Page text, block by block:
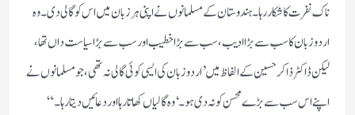
ناک نفرت کا شکار رہا۔ ہندوستان کے مسلمانوں نے اپنی ہر زبان میں اس کو گالی دی۔ وہ
اردو زبان کا سب سے بڑا ادیب، سب سے بڑا خطیب اور سب سے بڑاسیاست داں تھا،
لیکن ڈاکٹر ذاکر حسین کے الفاظ میں ’اردو زبان کی ایسی کوئی گالی نہ تھی، جو مسلمانوں نے
اپنے اس سب سے بڑے محسن کو نہ دی ہو۔‘ وہ گالیاں کھاتا رہا اور دعائیں دیتا رہا۔“